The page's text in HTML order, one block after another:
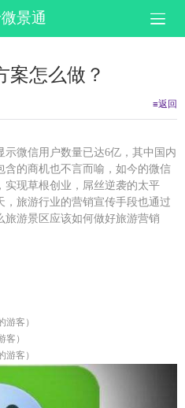
景通
案怎么做？
≡返回
微信用户数量已达6亿，其中国内
含的商机也不言而喻，如今的微信
实现草根创业，屌丝逆袭的太平
旅游行业的营销宣传手段也通过
游景区应该如何做好旅游营销
客）
）
客）